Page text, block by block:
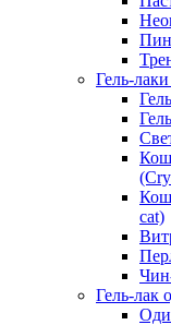
Гель-
cat)
Гель-лак